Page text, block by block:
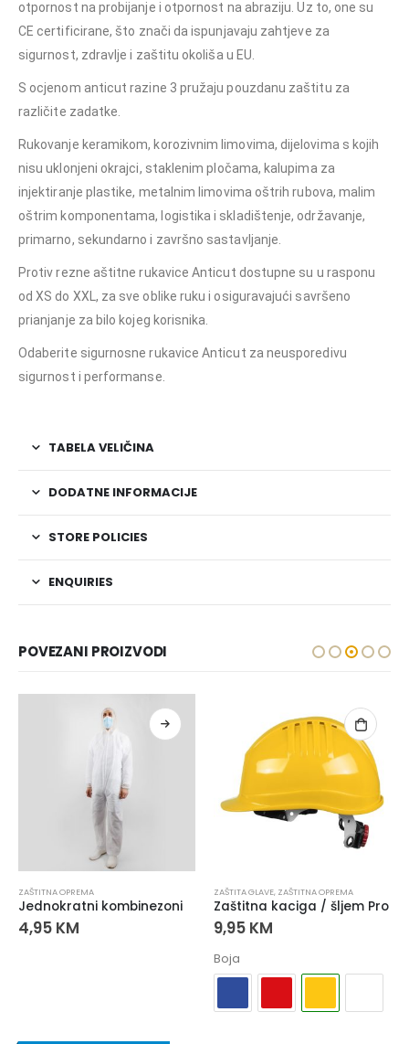
otpornost na probijanje i otpornost na abraziju. Uz to, one su
CE certificirane, što znači da ispunjavaju zahtjeve za
sigurnost, zdravlje i zaštitu okoliša u EU.
S ocjenom anticut razine 3 pružaju pouzdanu zaštitu za
različite zadatke.
Rukovanje keramikom, korozivnim limovima, dijelovima s kojih
nisu uklonjeni okrajci, staklenim pločama, kalupima za
injektiranje plastike, metalnim limovima oštrih rubova, malim
oštrim komponentama, logistika i skladištenje, održavanje,
primarno, sekundarno i završno sastavljanje.
Protiv rezne aštitne rukavice Anticut dostupne su u rasponu
od XS do XXL, za sve oblike ruku i osiguravajući savršeno
prianjanje za bilo kojeg korisnika.
Odaberite sigurnosne rukavice Anticut za neusporedivu
sigurnost i performanse.
TABELA VELIČINA
DODATNE INFORMACIJE
STORE POLICIES
ENQUIRIES
POVEZANI PROIZVODI
ZAŠTITNA OPREMA
Jednokratni kombinezoni
4,95 KM
ZAŠTITA GLAVE, ZAŠTITNA OPREMA
Zaštitna kaciga / šljem Pro
9,95 KM
Boja